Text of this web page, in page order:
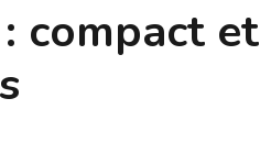
compact et